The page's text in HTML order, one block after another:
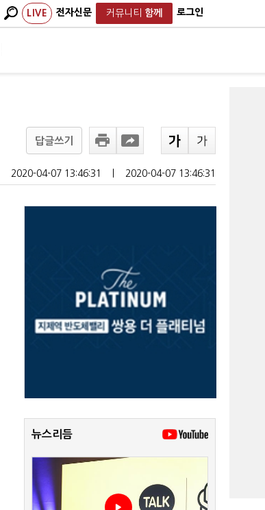
LIVE 전자신문 커뮤니티 함께 로그인
답글쓰기
2020-04-07 13:46:31 2020-04-07 13:46:31
뉴스리듬